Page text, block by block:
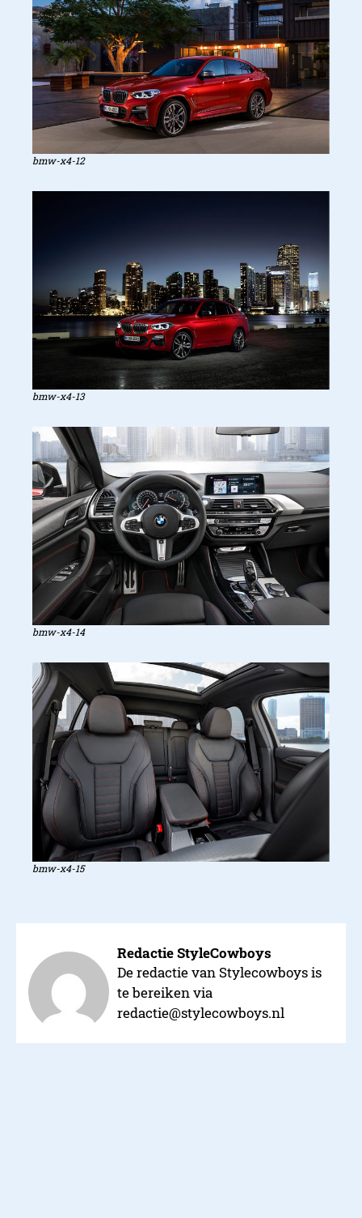
bmw-x4-12
bmw-x4-13
bmw-x4-14
bmw-x4-15
Redactie StyleCowboys
De redactie van Stylecowboys is
te bereiken via
redactie@stylecowboys.nl